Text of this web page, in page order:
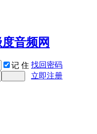
记 住 找回密码
立即注册